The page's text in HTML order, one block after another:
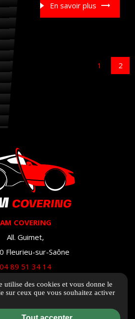
En savoir plus
1 2
AM COVERING
All. Guimet,
Fleurieu-sur-Saône
04 89 51 34 14
Itinéraire
utilise des cookies et vous donne le
sur ceux que vous souhaitez activer